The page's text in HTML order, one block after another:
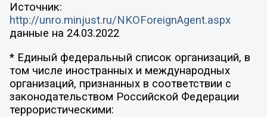
Источник:
http://unro.minjust.ru/NKOForeignAgent.aspx
данные на 24.03.2022
* Единый федеральный список организаций, в
том числе иностранных и международных
организаций, признанных в соответствии с
законодательством Российской Федерации
террористическими: